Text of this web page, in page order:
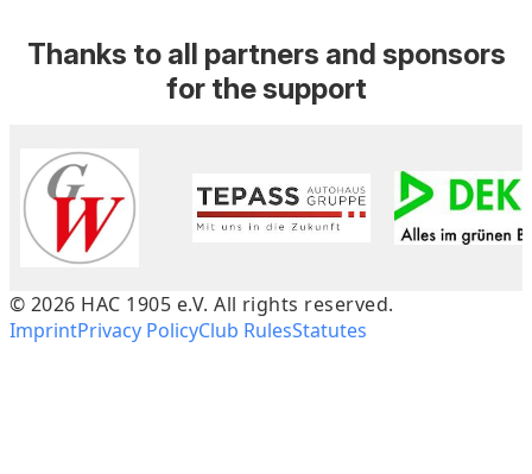
Thanks to all partners and sponsors
for the support
© 2026 HAC 1905 e.V. All rights reserved.
ImprintPrivacy PolicyClub RulesStatutes